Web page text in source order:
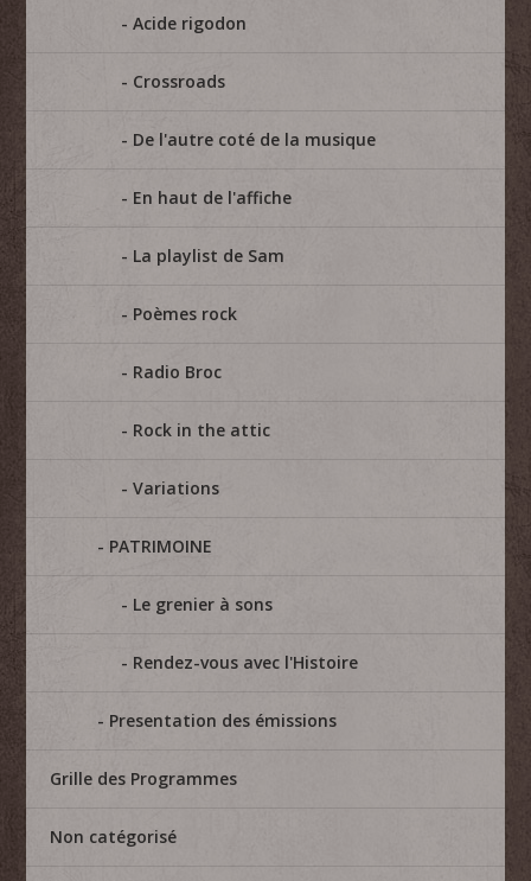
Acide rigodon
Crossroads
De l'autre coté de la musique
En haut de l'affiche
La playlist de Sam
Poèmes rock
Radio Broc
Rock in the attic
Variations
PATRIMOINE
Le grenier à sons
Rendez-vous avec l'Histoire
Presentation des émissions
Grille des Programmes
Non catégorisé